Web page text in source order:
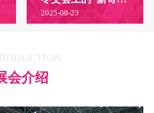
2025-08-23
会介绍